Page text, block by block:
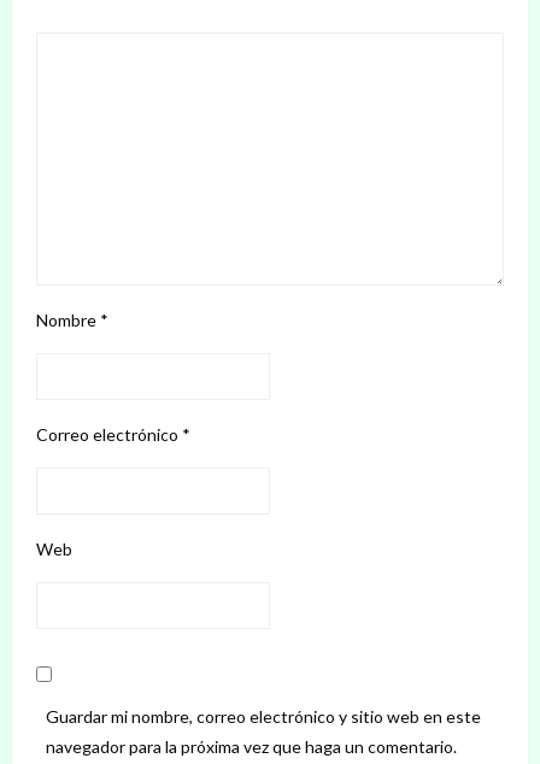
Nombre *
Correo electrónico *
Web
Guardar mi nombre, correo electrónico y sitio web en este
navegador para la próxima vez que haga un comentario.